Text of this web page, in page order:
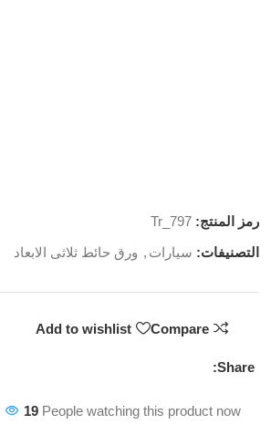
رمز المنتج:Tr_797
التصنيفات: سيارات , ورق حائط ثلاثى الابعاد
Compare
Add to wishlist
Share:
19 People watching this product now!